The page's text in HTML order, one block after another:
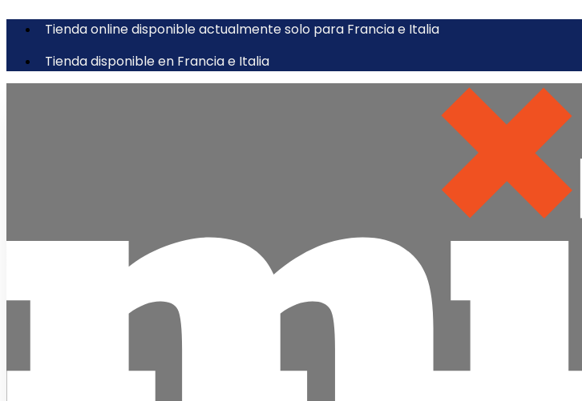
Tienda online disponible actualmente solo para Francia e Italia
Tienda disponible en Francia e Italia